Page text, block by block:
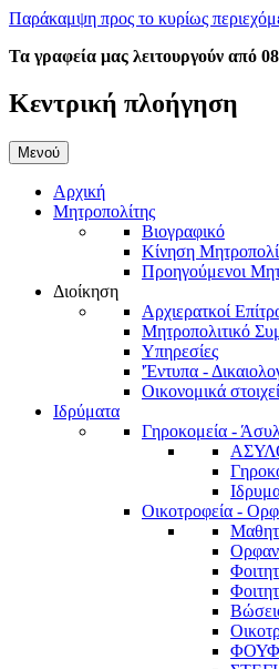
Παράκαμψη προς το κυρίως
Τα γραφεία μας λειτουργούν από
Κεντρική πλοήγηση
Μενού
Αρχική
Μητροπολίτης
Βιογραφικό
Κίνηση
Προηγούμενοι
Διοίκηση
Αρχιερατκοί
Μητροπολιτικό
Υπηρεσίες
'Έντυπα -
Οικονομικά
Ιδρύματα
Γηροκομεία -
Οικοτροφεία -